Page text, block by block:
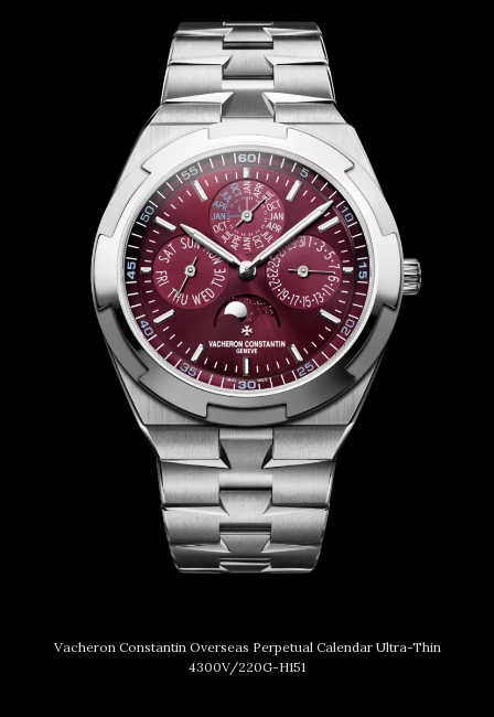
Vacheron Constantin Overseas Perpetual Calendar Ultra-Thin
4300V/220G-H151